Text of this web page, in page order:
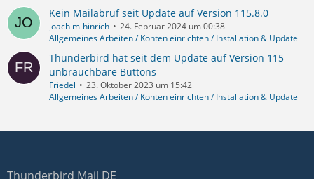
Kein Mailabruf seit Update auf Version 115.8.0
joachim-hinrich
24. Februar 2024 um 00:38
Allgemeines Arbeiten / Konten einrichten / Installation & Update
Thunderbird hat seit dem Update auf Version 115
unbrauchbare Buttons
Friedel
23. Oktober 2023 um 15:42
Allgemeines Arbeiten / Konten einrichten / Installation & Update
Thunderbird Mail DE